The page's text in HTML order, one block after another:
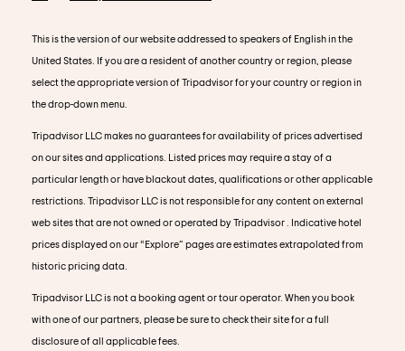
This is the version of our website addressed to speakers of English in the
United States. If you are a resident of another country or region, please
select the appropriate version of Tripadvisor for your country or region in
the drop-down menu.
Tripadvisor LLC makes no guarantees for availability of prices advertised
on our sites and applications. Listed prices may require a stay of a
particular length or have blackout dates, qualifications or other applicable
restrictions. Tripadvisor LLC is not responsible for any content on external
web sites that are not owned or operated by Tripadvisor . Indicative hotel
prices displayed on our “Explore” pages are estimates extrapolated from
historic pricing data.
Tripadvisor LLC is not a booking agent or tour operator. When you book
with one of our partners, please be sure to check their site for a full
disclosure of all applicable fees.